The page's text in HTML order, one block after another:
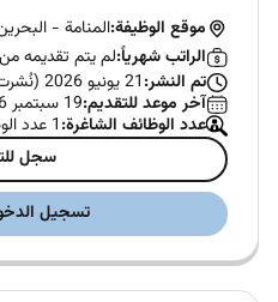
موقع الوظيفة:المنامة -
الراتب شهرياً:لم يتم تقديمه
تم النشر:21 يونيو 2026 (نُشرت منذ أكثر من 30 يومًا)
آخر موعد للتقديم:19 سبتمبر 2026
عدد الوظائف الشاغرة:1 عدد الوظائف الشاغرة
سجل
تسجيل